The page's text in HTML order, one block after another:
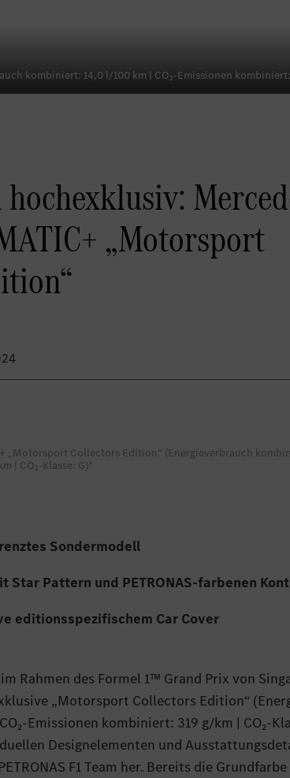
kombiniert: 14,0 l/100 km | CO₂-Emissionen kombiniert:
„Motorsport
„Motorsport Collectors Edition“ (Energieverbrauch
| CO₂-Klasse: G)*
Sondermodell
Star Pattern und PETRONAS-farbenen
editionsspezifischem Car Cover
Rahmen des Formel 1™ Grand Prix von
„Motorsport Collectors Edition“
Emissionen kombiniert: 319 g/km |
Designelementen und
F1 Team her. Bereits die